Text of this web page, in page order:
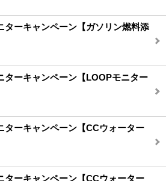
ターキャンペーン【ガソリン燃料添
ターキャンペーン【LOOPモニター
ターキャンペーン【CCウォーター
ターキャンペーン【CCウォーター